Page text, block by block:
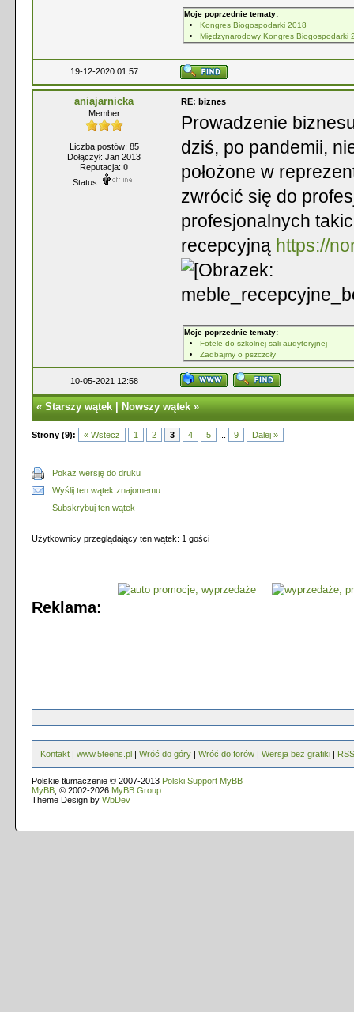
Moje poprzednie tematy:
Kongres Biogospodarki 2018
Międzynarodowy Kongres Biogospodarki
19-12-2020 01:57
aniajarnicka
Member
Liczba postów: 85
Dołączył: Jan 2013
Reputacja: 0
Status:
RE: biznes
Prowadzenie
dziś, po pandemii,
położone w
zwrócić się do
profesjonalnych
recepcyjną https://
Moje poprzednie tematy:
Fotele do szkolnej sali audytoryjnej
Zadbajmy o pszczoły
10-05-2021 12:58
«Starszy wątek|Nowszy wątek»
Strony (9): « Wstecz 1 2 3 4 5 9 Dalej »
Pokaż wersję do druku
Wyślij ten wątek znajomemu
Subskrybuj ten wątek
Użytkownicy przeglądający ten wątek: 1 gości
Reklama:
Kontakt | www.5teens.pl | Wróć do góry | Wróć do forów | Wersja bez grafiki | RSS
Polskie tłumaczenie © 2007-2013 Polski Support MyBB
MyBB , © 2002-2026 MyBB Group
Theme Design by WbDev